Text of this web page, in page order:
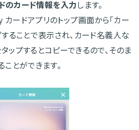
カード情報を入力します。
ードアプリのトップ画面から「カー
ることで表示され、カード名義人な
ップするとコピーできるので、そのま
とができます。